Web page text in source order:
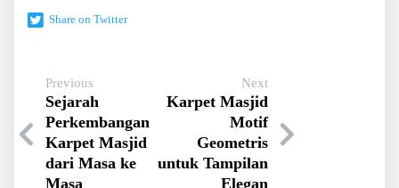
Share on Twitter
Previous
Sejarah
Perkembangan
Karpet Masjid
dari Masa ke
Masa
Next
Karpet Masjid
Motif
Geometris
untuk Tampilan
Elegan